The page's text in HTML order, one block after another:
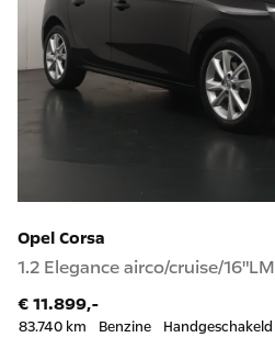
Opel Corsa
1.2 Elegance airco/cruise/16"LM
€ 11.899,-
83.740 km Benzine Handgeschakeld